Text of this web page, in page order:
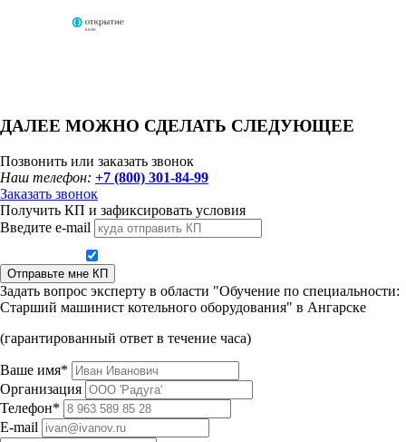
ДАЛЕЕ МОЖНО СДЕЛАТЬ СЛЕДУЮЩЕЕ
Позвонить или заказать звонок
Наш телефон: +7 (800) 301-84-99
Заказать звонок
Получить КП и зафиксировать условия
Введите e-mail
Отправьте мне КП
Задать вопрос эксперту в области "Обучение по специальности:
Старший машинист котельного оборудования" в Ангарске
(гарантированный ответ в течение часа)
Ваше имя*
Организация
Телефон*
E-mail